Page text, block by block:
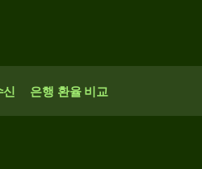
신 은행 환율 비교